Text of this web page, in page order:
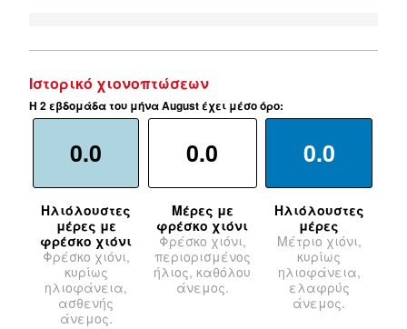
Ιστορικό χιονοπτώσεων
Η 2 εβδομάδα του μήνα August έχει μέσο όρο:
0.0
Ηλιόλουστες
μέρες με
φρέσκο χιόνι
Φρέσκο χιόνι,
κυρίως
ηλιοφάνεια,
ασθενής
άνεμος.
0.0
Μέρες με
φρέσκο χιόνι
Φρέσκο χιόνι,
περιορισμένος
ήλιος, καθόλου
άνεμος.
0.0
Ηλιόλουστες
μέρες
Μέτριο χιόνι,
κυρίως
ηλιοφάνεια,
ελαφρύς
άνεμος.